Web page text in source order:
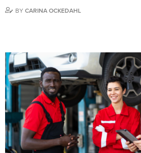
BY CARINA OCKEDAHL